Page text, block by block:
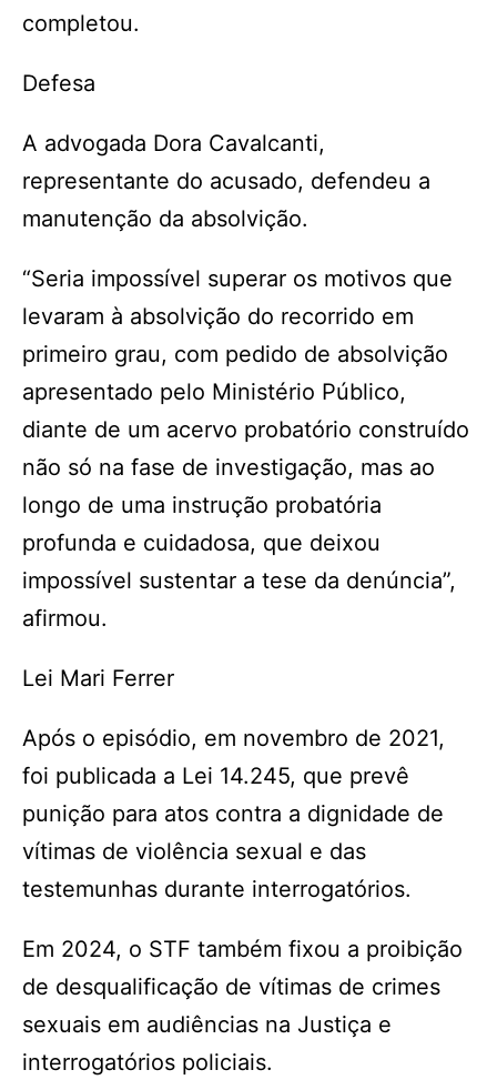
completou.
Defesa
A advogada Dora Cavalcanti,
representante do acusado, defendeu a
manutenção da absolvição.
“Seria impossível superar os motivos que
levaram à absolvição do recorrido em
primeiro grau, com pedido de absolvição
apresentado pelo Ministério Público,
diante de um acervo probatório construído
não só na fase de investigação, mas ao
longo de uma instrução probatória
profunda e cuidadosa, que deixou
impossível sustentar a tese da denúncia”,
afirmou.
Lei Mari Ferrer
Após o episódio, em novembro de 2021,
foi publicada a Lei 14.245, que prevê
punição para atos contra a dignidade de
vítimas de violência sexual e das
testemunhas durante interrogatórios.
Em 2024, o STF também fixou a proibição
de desqualificação de vítimas de crimes
sexuais em audiências na Justiça e
interrogatórios policiais.